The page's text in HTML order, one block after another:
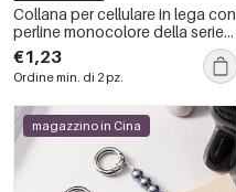
Collana per cellulare in lega con
perline monocolore della serie
Simple.
€1,23
Ordine min. di 2 pz.
magazzino in Cina